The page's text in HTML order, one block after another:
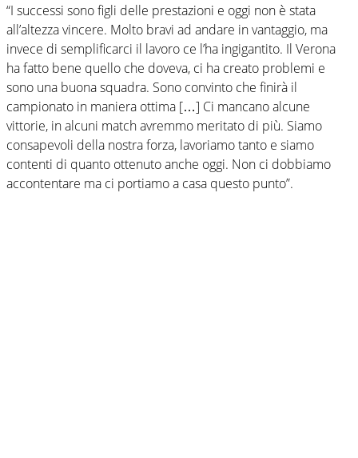
“I successi sono figli delle prestazioni e oggi non è stata
all’altezza vincere. Molto bravi ad andare in vantaggio, ma
invece di semplificarci il lavoro ce l’ha ingigantito. Il Verona
ha fatto bene quello che doveva, ci ha creato problemi e
sono una buona squadra. Sono convinto che finirà il
campionato in maniera ottima […] Ci mancano alcune
vittorie, in alcuni match avremmo meritato di più. Siamo
consapevoli della nostra forza, lavoriamo tanto e siamo
contenti di quanto ottenuto anche oggi. Non ci dobbiamo
accontentare ma ci portiamo a casa questo punto”.